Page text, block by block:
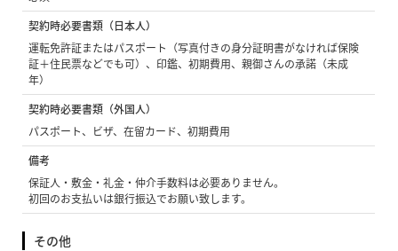
契約時必要書類（日本人）
運転免許証またはパスポート（写真付きの身分証明書がなければ保険
証＋住民票などでも可）、印鑑、初期費用、親御さんの承諾（未成
年）
契約時必要書類（外国人）
パスポート、ビザ、在留カード、初期費用
備考
保証人・敷金・礼金・仲介手数料は必要ありません。
初回のお支払いは銀行振込でお願い致します。
その他